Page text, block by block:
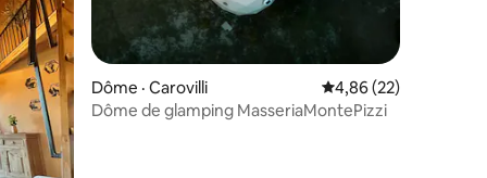
Dôme · Carovilli Note moyenne de
4,86 (22)
Dôme de glamping MasseriaMontePizzi